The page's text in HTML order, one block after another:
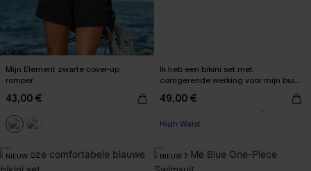
Mijn Element zwarte cover-up
romper
43,00 €
Ik heb een bikini set met
corrigerende werking voor mijn buik
49,00 €
【AG18】2 met 10% korting
High Waist
NIEUW NIEUW